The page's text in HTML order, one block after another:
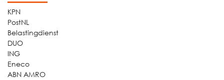
KPN
PostNL
Belastingdienst
DUO
ING
Eneco
ABN AMRO